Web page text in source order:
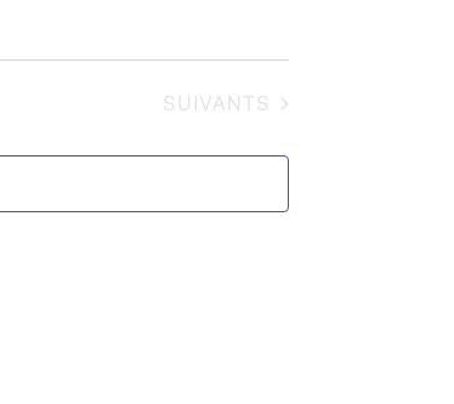
ÉVÈNEMENTS
SUIVANTS